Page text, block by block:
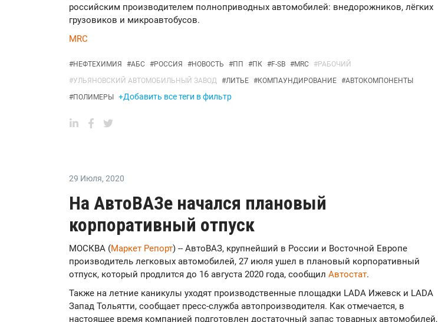
российским производителем полноприводных автомобилей: внедорожников, лёгких
грузовиков и микроавтобусов.
MRC
#НЕФТЕХИМИЯ #АБС #РОССИЯ #НОВОСТЬ #ПП #ПК #F-SB #MRC #РАБОЧИЙ
#УЛЬЯНОВСКИЙ АВТОМОБИЛЬНЫЙ ЗАВОД #ЛИТЬЕ #КОМПАУНДИРОВАНИЕ #АВТОКОМПОНЕНТЫ
#ПОЛИМЕРЫ +Добавить все теги в фильтр
29 Июля, 2020
На АвтоВАЗе начался плановый
корпоративный отпуск
МОСКВА (Маркет Репорт) -- АвтоВАЗ, крупнейший в России и Восточной Европе
производитель легковых автомобилей, 27 июля ушел в плановый корпоративный
отпуск, который продлится до 16 августа 2020 года, сообщил Автостат.
Также на летние каникулы уходят производственные площадки LADA Ижевск и LADA
Запад Тольятти, сообщает пресс-служба автопроизводителя. Как отмечается, в
настоящее время компанией подготовлен достаточный запас товарных автомобилей,